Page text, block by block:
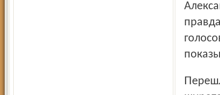
Перешли к тайному голосованию. Депутат Авдалян по